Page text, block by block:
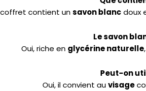
coffret contient unsavon blanc doux
Le savon
Oui, riche en glycérine naturelle
Peut-on
Oui, il convient auvisage